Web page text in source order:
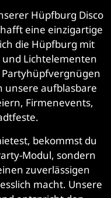
Hüpfburg Disco
eine einzigartige
die Hüpfburg mit
Lichtelementen
unsere aufblasbare
Firmenevents,
bekommst du
Modul, sondern
zuverlässigen
macht. Unsere